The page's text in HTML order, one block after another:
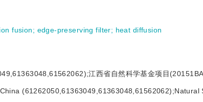
fusion; edge-preserving filter; heat diffusion
江西省自然科学基金项目
(61262050,61363049,61363048,61562062);Natural